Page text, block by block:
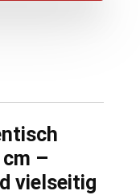
–
vielseitig